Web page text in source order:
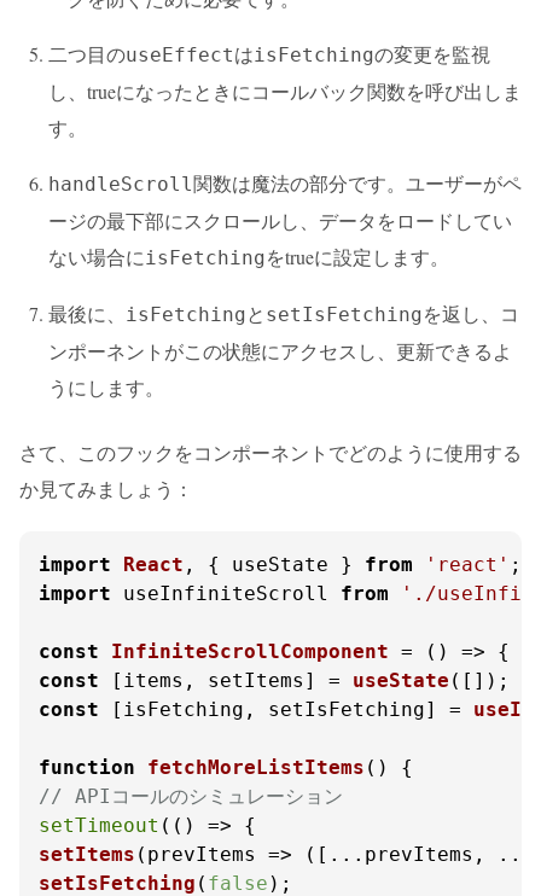
二つ目のuseEffectはisFetchingの変更を監視
し、trueになったときにコールバック関数を呼び出しま
す。
handleScroll関数は魔法の部分です。ユーザーがペ
ージの最下部にスクロールし、データをロードしてい
ない場合にisFetchingをtrueに設定します。
最後に、 isFetchingと setIsFetchingを返し、コ
ンポーネントがこの状態にアクセスし、更新できるよ
うにします。
さて、このフックをコンポーネントでどのように使用する
か見てみましょう：
import React , { useState } from 'react'
import useInfiniteScroll from './
const InfiniteScrollComponent = (
const [items, setItems] = useState
const [isFetching, setIsFetching] =
function fetchMoreListItems (
// APIコールのシミュレーション
setTimeout ( () =>
setItems ( prevItems => ([...prevItems, ...
setIsFetching ( false );